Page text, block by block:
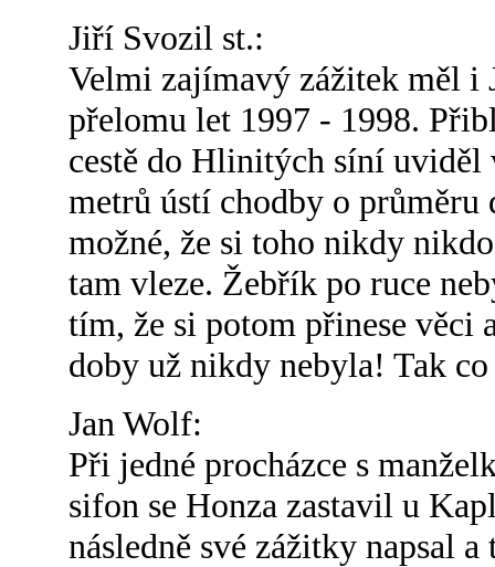
Jiří Svozil st.:
Velmi zajímavý zážitek měl i
přelomu let 1997 - 1998.
cestě do Hlinitých síní uviděl
metrů ústí chodby o
možné, že si toho nikdy
tam vleze. Žebřík po ruce
tím, že si potom přinese věci
doby už nikdy nebyla! Tak
Jan Wolf:
Při jedné procházce s
sifon se Honza zastavil u
následně své zážitky napsal